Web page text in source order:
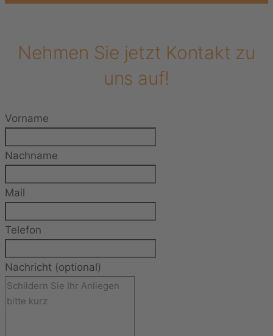
Nehmen Sie jetzt Kontakt zu
uns auf!
Vorname
Nachname
Mail
Telefon
Nachricht (optional)